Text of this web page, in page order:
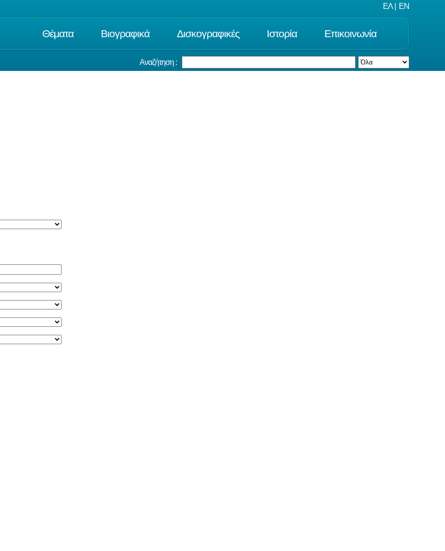
ΕΛ EN
Θέματα Βιογραφικά Δισκογραφικές Ιστορία Επικοινωνία
Αναζήτηση :